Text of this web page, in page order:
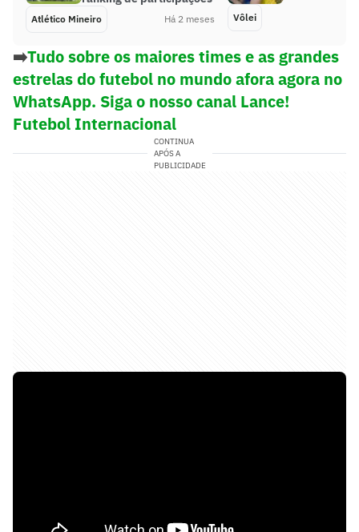
Atlético Mineiro Há 2 meses Vôlei
➡️Tudo sobre os maiores times e as grandes
estrelas do futebol no mundo afora agora no
WhatsApp. Siga o nosso canal Lance!
Futebol Internacional
CONTINUA
APÓS A
PUBLICIDADE